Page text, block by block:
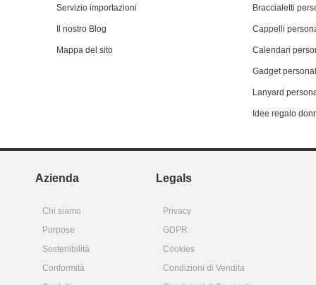
Servizio importazioni
Il nostro Blog
Mappa del sito
Braccialetti
Cappelli
Calendari
Gadget
Lanyard
Idee regalo
Azienda Legals
Chi siamo
Privacy
Purpose
GDPR
Sostenibilità
Cookies
Conformità
Condizioni di Vendita